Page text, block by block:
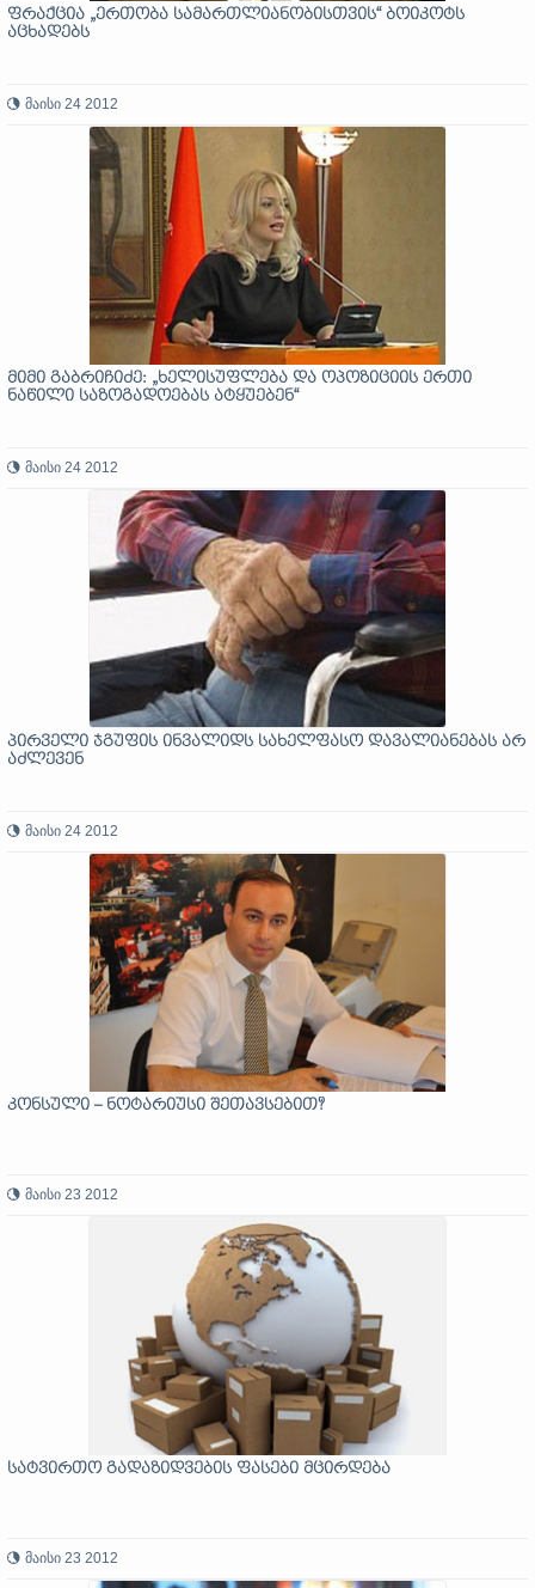
ფრაქცია „ერთობა სამართლიანობისთვის“ ბოიკოტს
აცხადებს
მაისი 24 2012
მიმი გაბრიჩიძე: „ხელისუფლება და ოპოზიციის ერთი
ნაწილი საზოგადოებას ატყუებენ“
მაისი 24 2012
პირველი ჯგუფის ინვალიდს სახელფასო დავალიანებას არ
აძლევენ
მაისი 24 2012
კონსული – ნოტარიუსი შეთავსებით?
მაისი 23 2012
სატვირთო გადაზიდვების ფასები მცირდება
მაისი 23 2012